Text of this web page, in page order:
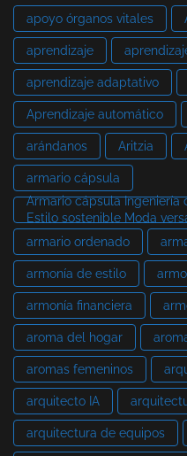
apoyo órganos vitales
aprendizaje
aprendizaje adaptativo
Aprendizaje automático
arándanos Aritzia
armario cápsula
Armario cápsula Ingeniería
Estilo sostenible Moda
armario ordenado
armonía de estilo
armonía financiera
aroma del hogar
aromas femeninos
arquitecto IA
arquitectura de equipos